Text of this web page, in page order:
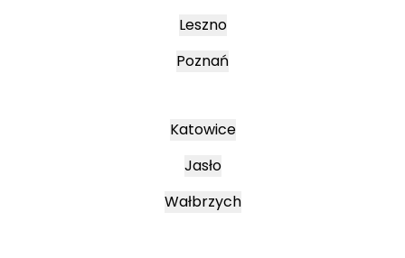
Leszno
Poznań
Katowice
Jasło
Wałbrzych